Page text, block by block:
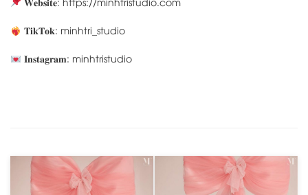
𝐓𝐢𝐤𝐓𝐨𝐤: minhtri_studio
𝐈𝐧𝐬𝐭𝐚𝐠𝐫𝐚𝐦: minhtristudio